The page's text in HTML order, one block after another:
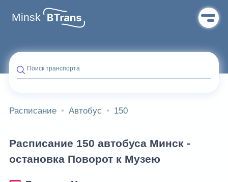
Minsk
Поиск транспорта
Расписание Автобус 150
Расписание 150 автобуса Минск -
остановка Поворот к Музею